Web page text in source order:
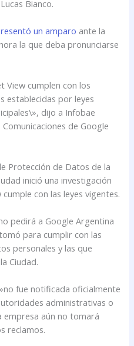
Bianco.
un amparo ante la
la que deba pronunciarse
View cumplen con los
establecidas por leyes
dijo a Infobae
de Google
Protección de Datos de la
inició una investigación
con las leyes vigentes.
pedirá a Google Argentina
para cumplir con las
personales y las que
Ciudad.
fue notificada oficialmente
administrativas o
empresa aún no tomará
reclamos.